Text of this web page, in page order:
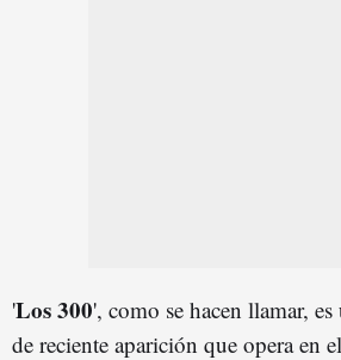
'Los 300', como se hacen llamar, es
de reciente aparición que opera en el